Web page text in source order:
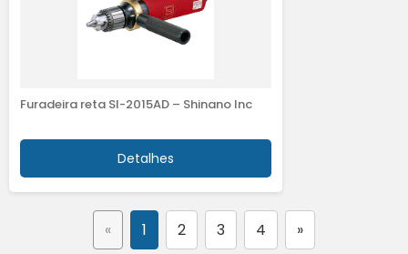
Furadeira reta SI-2015AD – Shinano Inc
Detalhes
« 1 2 3 4 »